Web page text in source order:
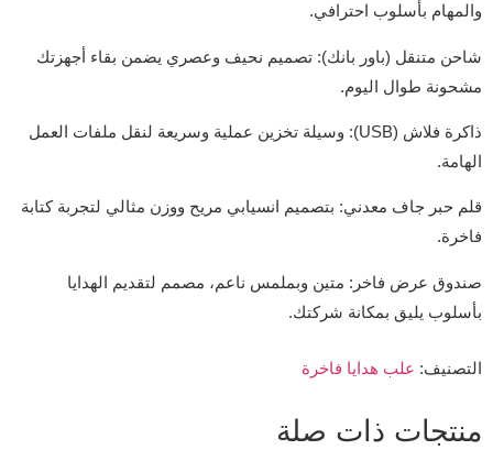
والمهام بأسلوب احترافي.
شاحن متنقل (باور بانك): تصميم نحيف وعصري يضمن بقاء أجهزتك
مشحونة طوال اليوم.
ذاكرة فلاش (USB): وسيلة تخزين عملية وسريعة لنقل ملفات العمل
الهامة.
قلم حبر جاف معدني: بتصميم انسيابي مريح ووزن مثالي لتجربة كتابة
فاخرة.
صندوق عرض فاخر: متين وبملمس ناعم، مصمم لتقديم الهدايا
بأسلوب يليق بمكانة شركتك.
التصنيف: علب هدايا فاخرة
منتجات ذات صلة